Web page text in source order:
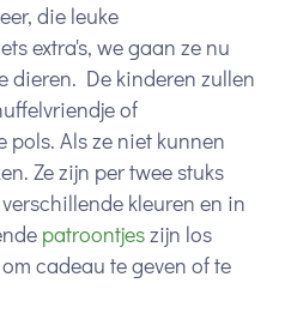
die leuke
extra's, we gaan ze nu
dieren. De kinderen zullen
of
Als ze niet kunnen
Ze zijn per twee stuks
kleuren en in
patroontjeszijn los
cadeau te geven of te